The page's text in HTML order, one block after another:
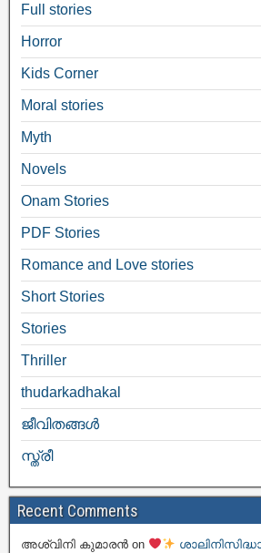
Full stories
Horror
Kids Corner
Moral stories
Myth
Novels
Onam Stories
PDF Stories
Romance and Love stories
Short Stories
Stories
Thriller
thudarkadhakal
ജീവിതങ്ങള്‍
സ്ത്രീ
Recent Comments
അശ്വിനി കുമാരൻ on